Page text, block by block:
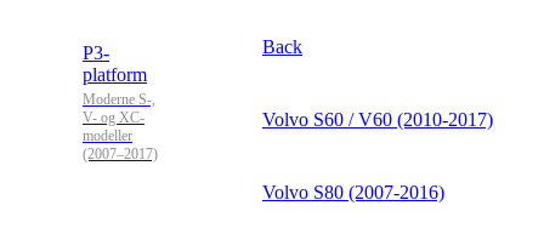
P3-
platform
Moderne S-,
V- og XC-
modeller
(2007–2017)
Back
Volvo S60 / V60 (2010-2017)
Volvo S80 (2007-2016)